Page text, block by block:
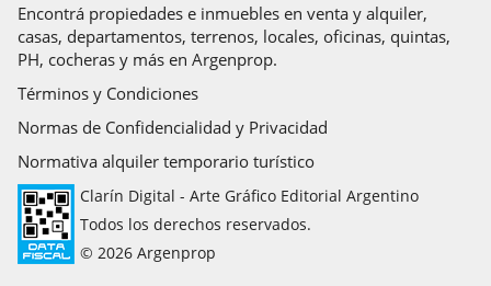
Encontrá propiedades e inmuebles en venta y alquiler,
casas, departamentos, terrenos, locales, oficinas, quintas,
PH, cocheras y más en Argenprop.
Términos y Condiciones
Normas de Confidencialidad y Privacidad
Normativa alquiler temporario turístico
Clarín Digital - Arte Gráfico Editorial Argentino
Todos los derechos reservados.
© 2026 Argenprop